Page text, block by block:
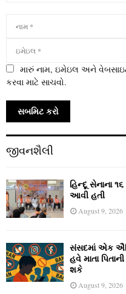
મારું નામ, ઇમેઇલ અને
કરવા માટે સાચવો.
જીવનશૈલી
હિન્દૂ સેનાના
આવી હતી
August 9, 2026
સંસદમાં એક
હવે માતા
શકે
August 9, 2026